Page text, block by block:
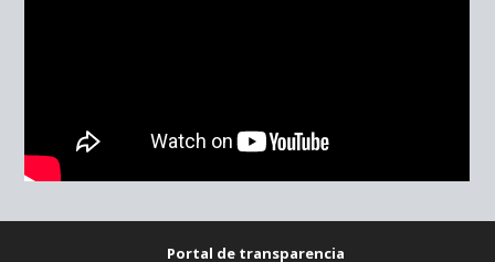
Portal de transparencia